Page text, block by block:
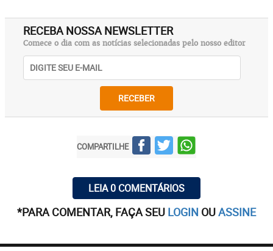
RECEBA NOSSA NEWSLETTER
Comece o dia com as notícias selecionadas pelo nosso editor
RECEBER
COMPARTILHE
LEIA 0 COMENTÁRIOS
*PARA COMENTAR, FAÇA SEU LOGIN OUASSINE